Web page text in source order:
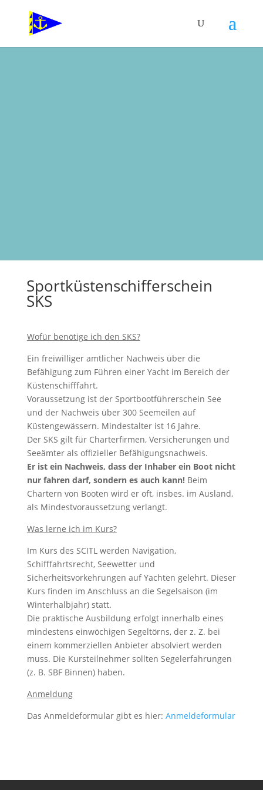
Sportküstenschifferschein
SKS
Wofür benötige ich den SKS?
Ein freiwilliger amtlicher Nachweis über die
Befähigung zum Führen einer Yacht im Bereich der
Küstenschifffahrt.
Voraussetzung ist der Sportbootführerschein See
und der Nachweis über 300 Seemeilen auf
Küstengewässern. Mindestalter ist 16 Jahre.
Der SKS gilt für Charterfirmen, Versicherungen und
Seeämter als offizieller Befähigungsnachweis.
Er ist ein Nachweis, dass der Inhaber ein Boot nicht
nur fahren darf, sondern es auch kann! Beim
Chartern von Booten wird er oft, insbes. im Ausland,
als Mindestvoraussetzung verlangt.
Was lerne ich im Kurs?
Im Kurs des SCITL werden Navigation,
Schifffahrtsrecht, Seewetter und
Sicherheitsvorkehrungen auf Yachten gelehrt. Dieser
Kurs finden im Anschluss an die Segelsaison (im
Winterhalbjahr) statt.
Die praktische Ausbildung erfolgt innerhalb eines
mindestens einwöchigen Segeltörns, der z. Z. bei
einem kommerziellen Anbieter absolviert werden
muss. Die Kursteilnehmer sollten Segelerfahrungen
(z. B. SBF Binnen) haben.
Anmeldung
Das Anmeldeformular gibt es hier: Anmeldeformular